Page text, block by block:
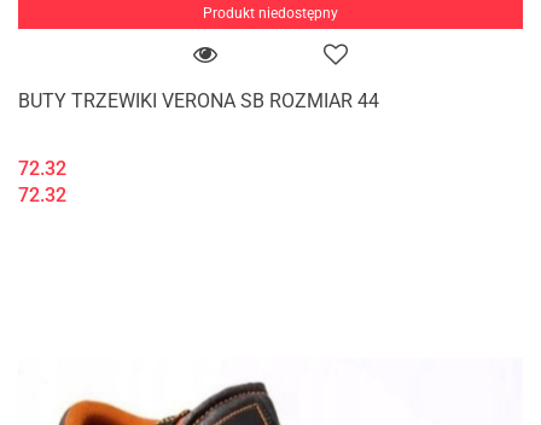
Produkt niedostępny
BUTY TRZEWIKI VERONA SB ROZMIAR 44
72.32
72.32